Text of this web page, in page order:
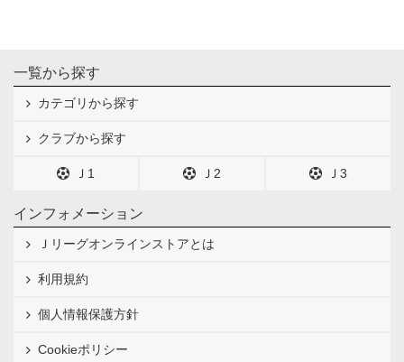
一覧から探す
カテゴリから探す
クラブから探す
Ｊ1 Ｊ2 Ｊ3
インフォメーション
Ｊリーグオンラインストアとは
利用規約
個人情報保護方針
Cookieポリシー